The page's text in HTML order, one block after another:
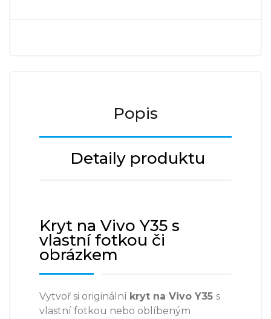
Popis
Detaily produktu
Kryt na Vivo Y35 s
vlastní fotkou či
obrázkem
Vytvoř si originální kryt na Vivo Y35 s
vlastní fotkou nebo oblíbeným